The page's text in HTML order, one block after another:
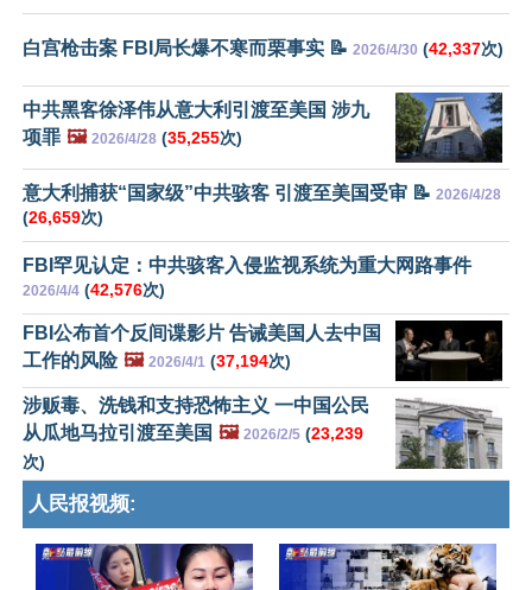
白宫枪击案 FBI局长爆不寒而栗事实 📝 2026/4/30 (42,337次)
中共黑客徐泽伟从意大利引渡至美国 涉九
项罪 🖼️ 2026/4/28 (35,255次)
意大利捕获“国家级”中共骇客 引渡至美国受审 📝 2026/4/28
(26,659次)
FBI罕见认定：中共骇客入侵监视系统为重大网路事件
2026/4/4 (42,576次)
FBI公布首个反间谍影片 告诫美国人去中国
工作的风险 🖼️ 2026/4/1 (37,194次)
涉贩毒、洗钱和支持恐怖主义 一中国公民
从瓜地马拉引渡至美国 🖼️ 2026/2/5 (23,239
次)
人民报视频: